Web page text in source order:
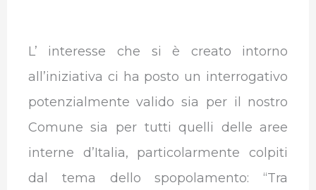
L’ interesse che si è creato intorno
all’iniziativa ci ha posto un interrogativo
potenzialmente valido sia per il nostro
Comune sia per tutti quelli delle aree
interne d’Italia, particolarmente colpiti
dal tema dello spopolamento: “Tra